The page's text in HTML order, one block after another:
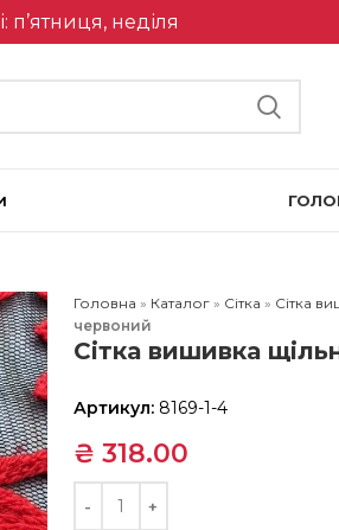
п’ятниця, неділя
Головна » Каталог» Сітка » Сітка
червоний
Сітка вишивка
Артикул: 8169-1-4
₴ 318.00